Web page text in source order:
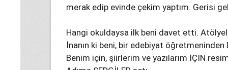
merak edip evinde çekim yaptım. Gerisi
Hangi okuldaysa ilk beni davet etti.
İnanın ki beni, bir edebiyat
Benim için, şiirlerim ve yazılarım İÇİN